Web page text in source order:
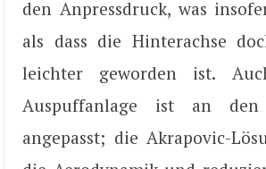
den Anpressdruck, was
als dass die Hinterachse
leichter geworden ist.
Auspuffanlage ist an den
angepasst; die Akrapovic-